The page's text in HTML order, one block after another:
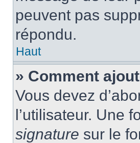
peuvent pas
répondu.
Haut
» Comment
Vous devez
l’utilisateur. Une
signature sur le